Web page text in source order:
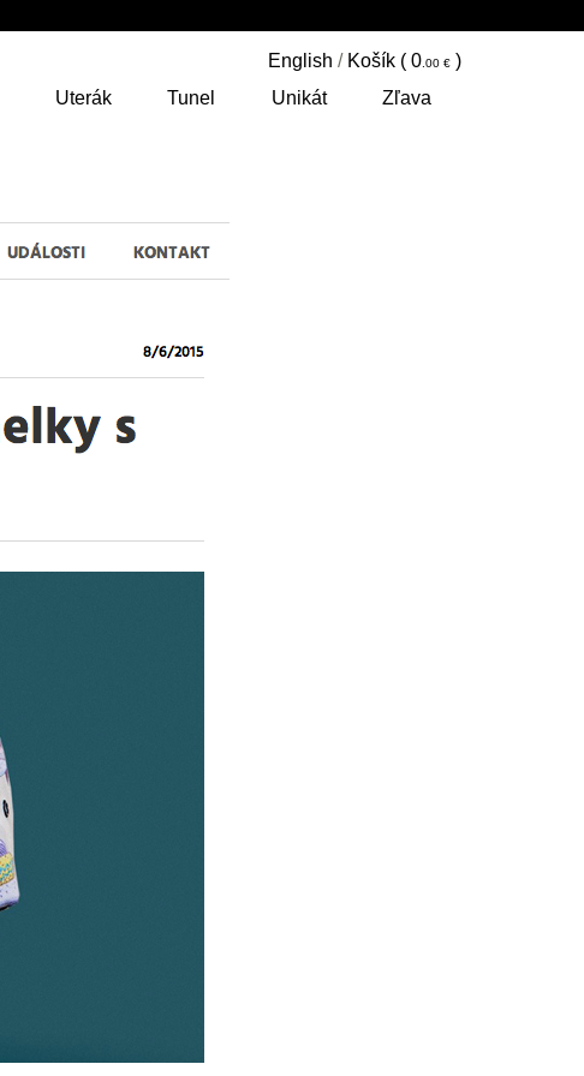
English / Košík ( 0
)
Uterák Tunel Unikát Zľava